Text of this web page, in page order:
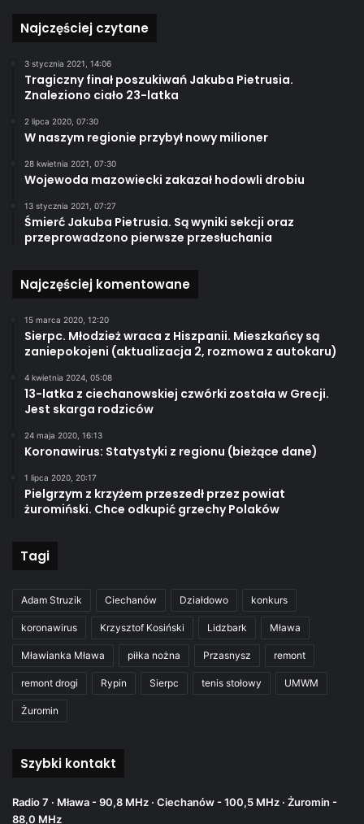
Najczęściej czytane
3 stycznia 2021, 14:06
Tragiczny finał poszukiwań Jakuba Pietrusia.
Znaleziono ciało 23-latka
2 lipca 2020, 07:30
W naszym regionie przybył nowy milioner
28 kwietnia 2021, 07:30
Wojewoda mazowiecki zakazał hodowli drobiu
13 stycznia 2021, 07:27
Śmierć Jakuba Pietrusia. Są wyniki sekcji oraz
przeprowadzono pierwsze przesłuchania
Najczęściej komentowane
15 marca 2020, 12:20
Sierpc. Młodzież wraca z Hiszpanii. Mieszkańcy są
zaniepokojeni (aktualizacja 2, rozmowa z autokaru)
4 kwietnia 2024, 05:08
13-latka z ciechanowskiej czwórki została w Grecji.
Jest skarga rodziców
24 maja 2020, 16:13
Koronawirus: Statystyki z regionu (bieżące dane)
1 lipca 2020, 20:17
Pielgrzym z krzyżem przeszedł przez powiat
żuromiński. Chce odkupić grzechy Polaków
Tagi
Adam Struzik Ciechanów Działdowo konkurs
koronawirus Krzysztof Kosiński Lidzbark Mława
Mławianka Mława piłka nożna Przasnysz remont
remont drogi Rypin Sierpc tenis stołowy UMWM
Żuromin
Szybki kontakt
Radio 7 · Mława - 90,8 MHz · Ciechanów - 100,5 MHz · Żuromin -
88,0 MHz